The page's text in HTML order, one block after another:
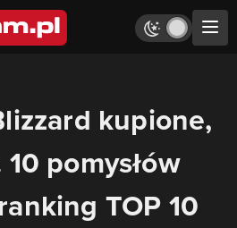
kupione,
pomysłów
TOP 10